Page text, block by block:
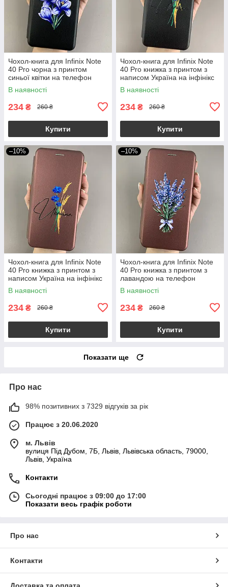
Чохол-книга для Infinix Note
40 Pro чорна з принтом
синьої квітки на телефон
інфінікс нот 40 про q06r
В наявності
234 ₴ 260 ₴
Купити
Чохол-книга для Infinix Note
40 Pro книжка з принтом з
написом Україна на інфінікс
нот 40 про чорна q04j
В наявності
234 ₴ 260 ₴
Купити
–10%
Чохол-книга для Infinix Note
40 Pro книжка з принтом з
написом Україна на інфінікс
нот 40 про бордова q04j
В наявності
234 ₴ 260 ₴
Купити
–10%
Чохол-книга для Infinix Note
40 Pro книжка з принтом з
лавандою на телефон
інфінікс нот 40 про бордова
q07w
В наявності
234 ₴ 260 ₴
Купити
Показати ще
Про нас
98% позитивних з 7329 відгуків за рік
Працює з 20.06.2020
м. Львів
вулиця Під Дубом, 7Б, Львів, Львівська область, 79000,
Львів, Україна
Контакти
Сьогодні працює з 09:00 до 17:00
Показати весь графік роботи
Про нас
Контакти